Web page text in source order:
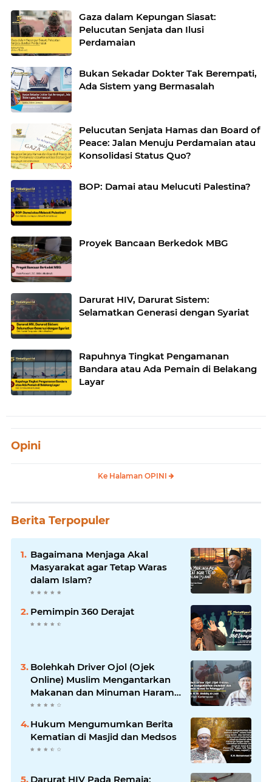
Gaza dalam Kepungan Siasat:
Pelucutan Senjata dan Ilusi
Perdamaian
Bukan Sekadar Dokter Tak Berempati,
Ada Sistem yang Bermasalah
Pelucutan Senjata Hamas dan Board of
Peace: Jalan Menuju Perdamaian atau
Konsolidasi Status Quo?
BOP: Damai atau Melucuti Palestina?
Proyek Bancaan Berkedok MBG
Darurat HIV, Darurat Sistem:
Selamatkan Generasi dengan Syariat
Rapuhnya Tingkat Pengamanan
Bandara atau Ada Pemain di Belakang
Layar
Opini
Ke Halaman OPINI
Berita Terpopuler
Bagaimana Menjaga Akal
Masyarakat agar Tetap Waras
dalam Islam?
Pemimpin 360 Derajat
Bolehkah Driver Ojol (Ojek
Online) Muslim Mengantarkan
Makanan dan Minuman Haram
ke Pelanggan?
Hukum Mengumumkan Berita
Kematian di Masjid dan Medsos
Darurat HIV Pada Remaja: